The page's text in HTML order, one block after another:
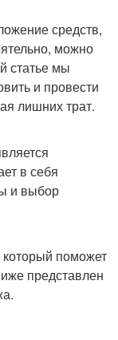
средств,
можно
статье мы
и провести
лишних трат.
в себя
и выбор
поможет
представлен